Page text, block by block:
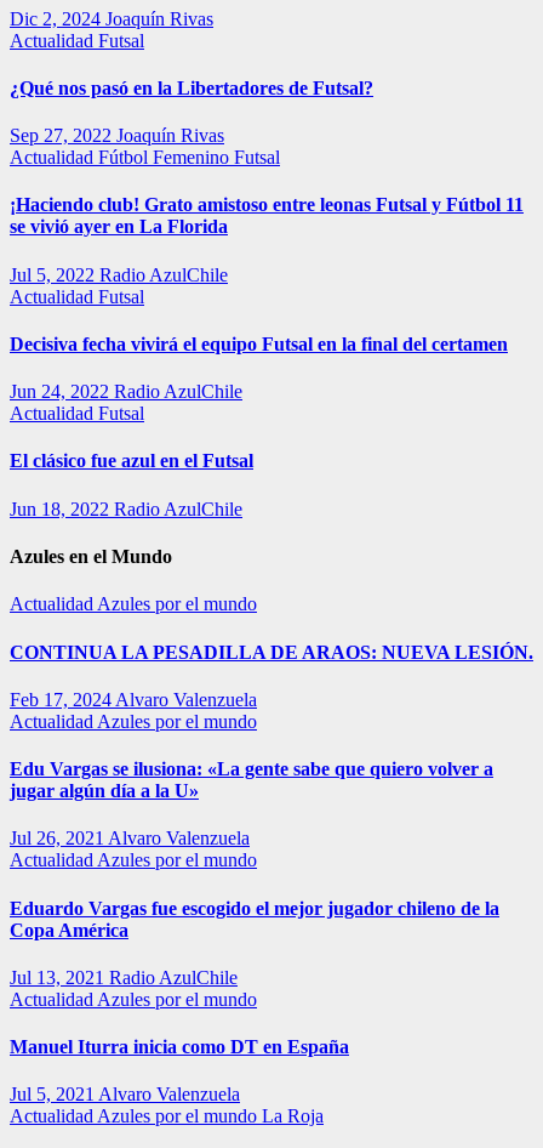
Dic 2, 2024 Joaquín Rivas
Actualidad Futsal
¿Qué nos pasó en la Libertadores de Futsal?
Sep 27, 2022 Joaquín Rivas
Actualidad Fútbol Femenino Futsal
¡Haciendo club! Grato amistoso entre leonas Futsal y Fútbol 11
se vivió ayer en La Florida
Jul 5, 2022 Radio AzulChile
Actualidad Futsal
Decisiva fecha vivirá el equipo Futsal en la final del certamen
Jun 24, 2022 Radio AzulChile
Actualidad Futsal
El clásico fue azul en el Futsal
Jun 18, 2022 Radio AzulChile
Azules en el Mundo
Actualidad Azules por el mundo
CONTINUA LA PESADILLA DE ARAOS: NUEVA LESIÓN.
Feb 17, 2024 Alvaro Valenzuela
Actualidad Azules por el mundo
Edu Vargas se ilusiona: «La gente sabe que quiero volver a
jugar algún día a la U»
Jul 26, 2021 Alvaro Valenzuela
Actualidad Azules por el mundo
Eduardo Vargas fue escogido el mejor jugador chileno de la
Copa América
Jul 13, 2021 Radio AzulChile
Actualidad Azules por el mundo
Manuel Iturra inicia como DT en España
Jul 5, 2021 Alvaro Valenzuela
Actualidad Azules por el mundo La Roja